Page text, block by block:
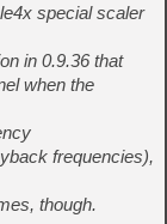
special scaler
in 0.9.36 that
when the
frequencies),
though.